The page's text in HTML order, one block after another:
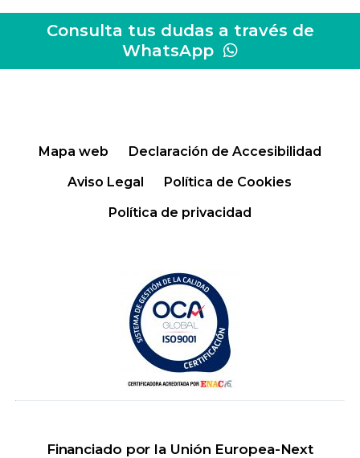
Consulta tus dudas a través de
WhatsApp
Mapa web
Declaración de Accesibilidad
Aviso Legal
Política de Cookies
Política de privacidad
Financiado por la Unión Europea-Next